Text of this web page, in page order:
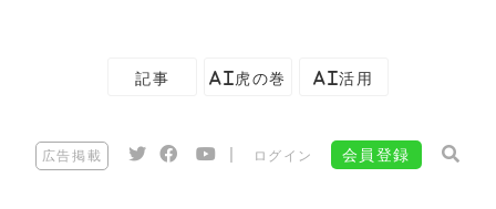
記事 AI虎の巻 AI活用
広告掲載 ログイン 会員登録